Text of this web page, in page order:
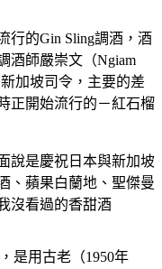
行的Gin Sling調酒，酒
酒師嚴崇文（Ngiam
加坡司令，主要的差
正開始流行的－紅石榴
說是慶祝日本與新加坡
、蘋果白蘭地、聖傑曼
沒看過的香甜酒
，是用古老（1950年